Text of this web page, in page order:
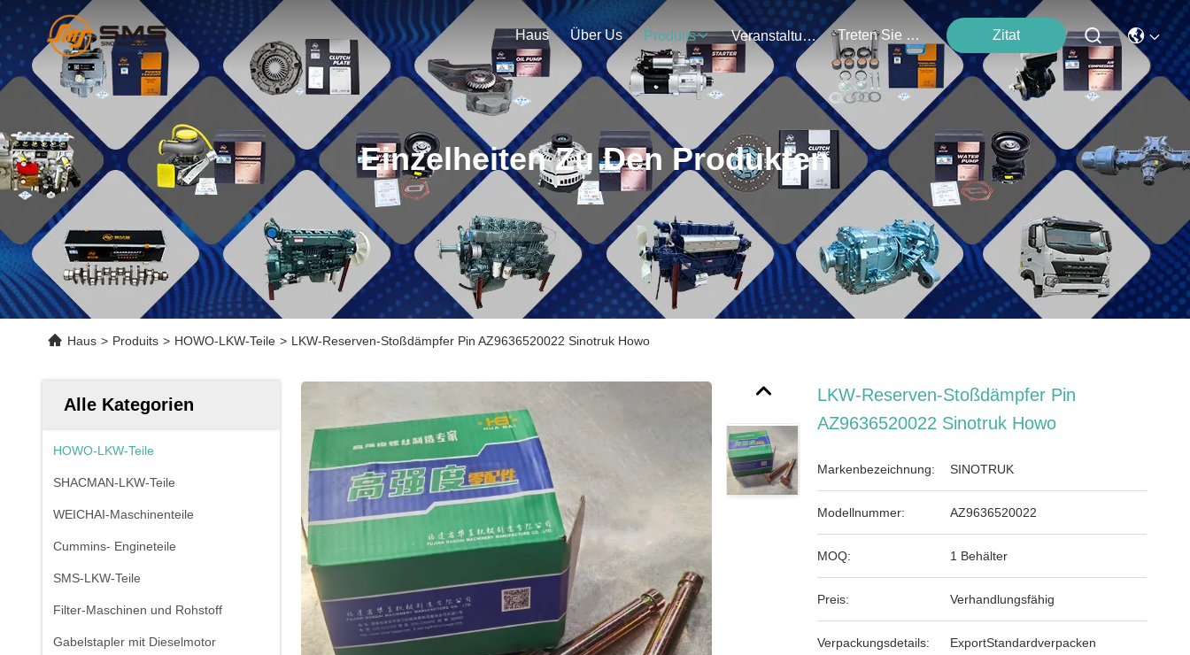
Haus Über Us Produits Veranstaltungen Treten Sie Mit Uns In Verbindung Zitat
Einzelheiten Zu Den Produkten
Haus > Produits > HOWO-LKW-Teile > LKW-Reserven-Stoßdämpfer Pin AZ9636520022 Sinotruk Howo
Alle Kategorien
HOWO-LKW-Teile
SHACMAN-LKW-Teile
WEICHAI-Maschinenteile
Cummins- Engineteile
SMS-LKW-Teile
Filter-Maschinen und Rohstoff
Gabelstapler mit Dieselmotor
LKW-Reserven-Stoßdämpfer Pin
AZ9636520022 Sinotruk Howo
Markenbezeichnung: SINOTRUK
Modellnummer: AZ9636520022
MOQ: 1 Behälter
Preis: Verhandlungsfähig
Verpackungsdetails: ExportStandardverpacken